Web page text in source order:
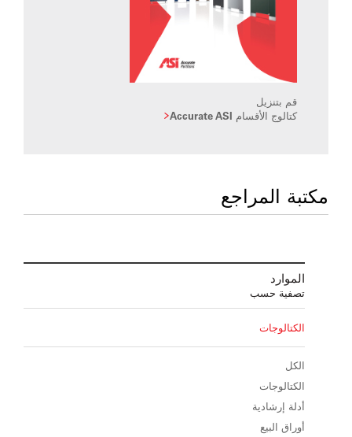
قم بتنزيل
كتالوج الأقسام Accurate ASI
مكتبة المراجع
الموارد
تصفية حسب
الكتالوجات
الكل
الكتالوجات
أدلة إرشادية
أوراق البيع